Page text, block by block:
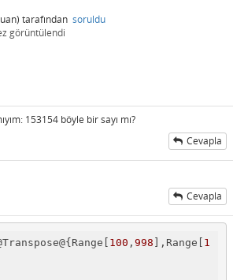
tarafından soruldu
görüntülendi
153154 böyle bir sayı mı?
Cevapla
Cevapla
100 , 998 ],Range[ 1